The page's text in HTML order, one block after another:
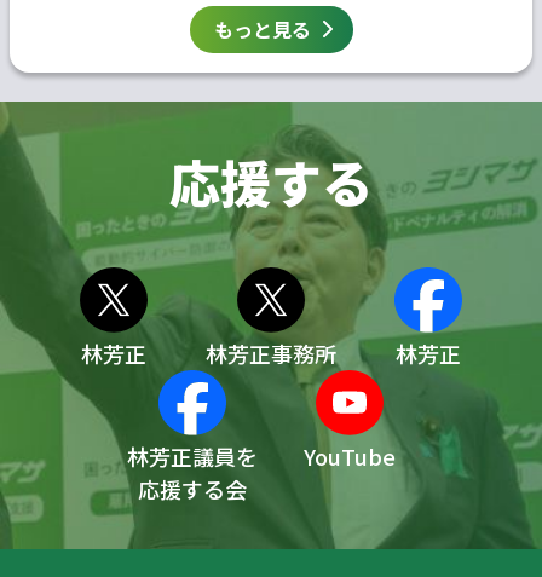
もっと見る
応援する
林芳正 林芳正事務所 林芳正
林芳正議員を
応援する会
YouTube